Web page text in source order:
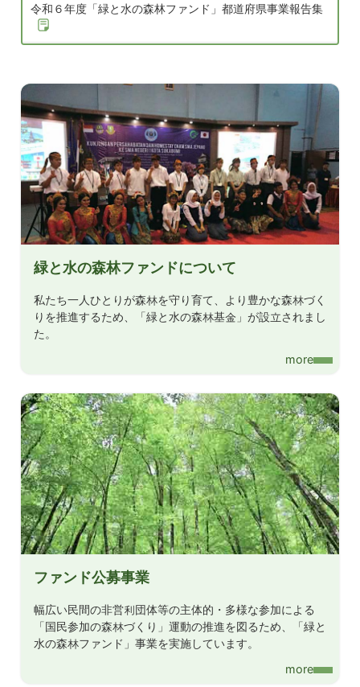
令和６年度「緑と水の森林ファンド」都道府県事業報告集
2025/7/1 ファンド公募事業
令和７年度「緑と水の森林ファンド」公募事業採択決定し
ました
2025/4/22 ファンド公募事業
令和５年度「緑と水の森林ファンド」公募事業報告集
緑と水の森林ファンド
令和５年度「緑と水の森林ファンド」都道府県事業報告集
2025/1/22
2024/7/1 ファンド公募事業
令和６年度「緑と水の森林ファンド」公募事業採択決定し
ました
2024/5/20 ファンド公募事業
令和４年度「緑と水の森林ファンド」公募事業報告集
2024/5/20 緑と水の森林ファンド
令和4年度「緑と水の森林ファンド」都道府県事業報告集
令和６年度「緑と水の森林ファンド」公募事業の募集につ
いて
緑と水の森林ファンドについて
私たち一人ひとりが森林を守り育て、より豊かな森林づく
りを推進するため、「緑と水の森林基金」が設立されまし
た。
more
ファンド公募事業
幅広い民間の非営利団体等の主体的・多様な参加による
「国民参加の森林づくり」運動の推進を図るため、「緑と
水の森林ファンド」事業を実施しています。
more